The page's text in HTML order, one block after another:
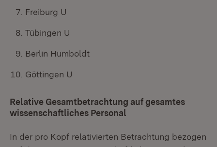
Freiburg U
Tübingen U
Berlin Humboldt
Göttingen U
Relative Gesamtbetrachtung auf gesamtes
wissenschaftliches Personal
In der pro Kopf relativierten Betrachtung bezogen